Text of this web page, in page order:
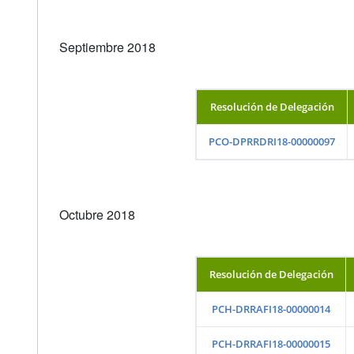
Septiembre 2018
Resolución de Delegación
PCO-DPRRDRI18-00000097
Octubre 2018
Resolución de Delegación
PCH-DRRAFI18-00000014
PCH-DRRAFI18-00000015